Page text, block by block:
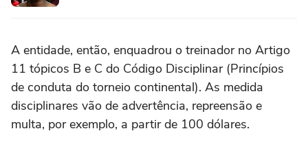
A entidade, então, enquadrou o treinador no Artigo
11 tópicos B e C do Código Disciplinar (Princípios
de conduta do torneio continental). As medida
disciplinares vão de advertência, repreensão e
multa, por exemplo, a partir de 100 dólares.